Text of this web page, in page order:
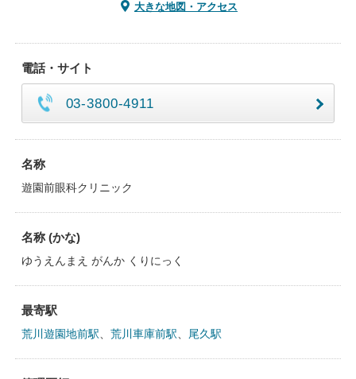
大きな地図・アクセス
電話・サイト
03-3800-4911
名称
遊園前眼科クリニック
名称 (かな)
ゆうえんまえ がんか くりにっく
最寄駅
荒川遊園地前駅 荒川車庫前駅 尾久駅